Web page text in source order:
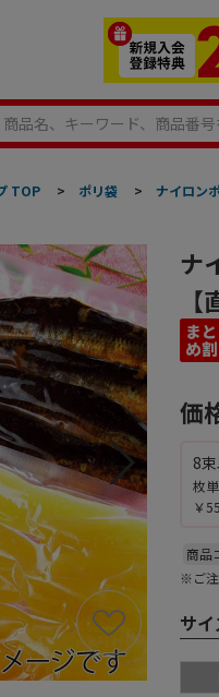
TOP > ポリ袋 > ナイロン
ナ
価
8
枚
￥
商品
※ご注
サイ